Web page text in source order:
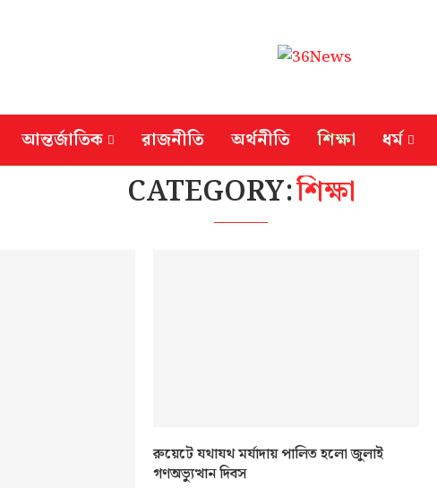
আন্তর্জাতিক রাজনীতি অর্থনীতি শিক্ষা ধর্ম
CATEGORY:শিক্ষা
রুয়েটে যথাযথ মর্যাদায় পালিত হলো জুলাই
গণঅভ্যুত্থান দিবস